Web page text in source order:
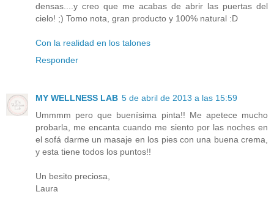
densas....y creo que me acabas de abrir las puertas del
cielo! ;) Tomo nota, gran producto y 100% natural :D
Con la realidad en los talones
Responder
MY WELLNESS LAB 5 de abril de 2013 a las 15:59
Ummmm pero que buenísima pinta!! Me apetece mucho
probarla, me encanta cuando me siento por las noches en
el sofá darme un masaje en los pies con una buena crema,
y esta tiene todos los puntos!!
Un besito preciosa,
Laura